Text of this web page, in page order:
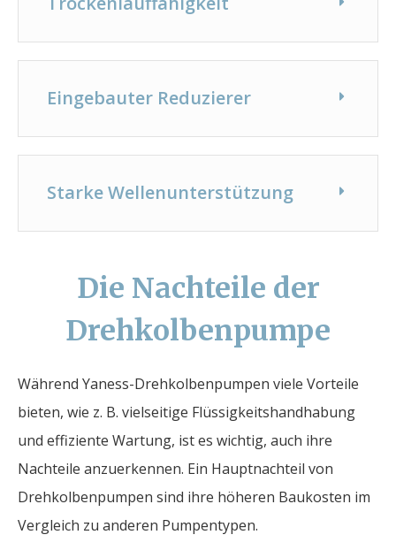
Eingebauter Reduzierer
Starke Wellenunterstützung
Die Nachteile der
Drehkolbenpumpe
Während Yaness-Drehkolbenpumpen viele Vorteile
bieten, wie z. B. vielseitige Flüssigkeitshandhabung
und effiziente Wartung, ist es wichtig, auch ihre
Nachteile anzuerkennen. Ein Hauptnachteil von
Drehkolbenpumpen sind ihre höheren Baukosten im
Vergleich zu anderen Pumpentypen.